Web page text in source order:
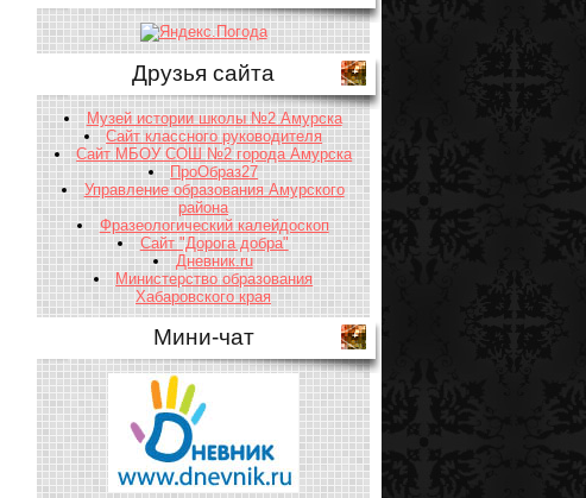
Друзья сайта
Музей истории школы №2 Амурска
Сайт классного руководителя
Сайт МБОУ СОШ №2 города Амурска
ПроОбраз27
Управление образования Амурского
района
Фразеологический калейдоскоп
Сайт "Дорога добра"
Дневник.ru
Министерство образования
Хабаровского края
Мини-чат